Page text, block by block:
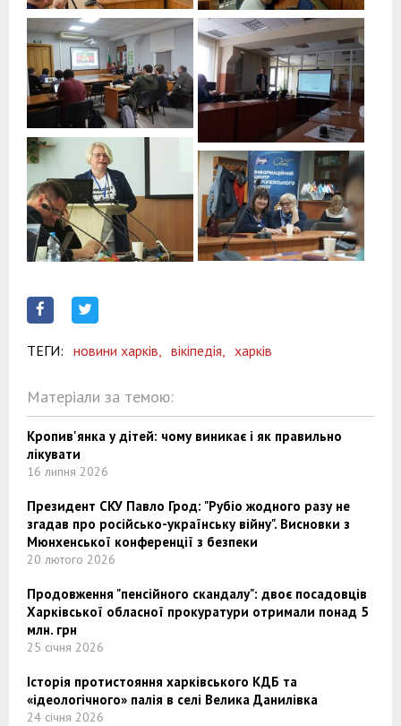
ТЕГИ: новини харків, вікіпедія, харків
Матеріали за темою:
Кропив'янка у дітей: чому виникає і як правильно
лікувати
16 липня 2026
Президент СКУ Павло Грод: "Рубіо жодного разу не
згадав про російсько-українську війну". Висновки з
Мюнхенської конференції з безпеки
20 лютого 2026
Продовження "пенсійного скандалу": двоє посадовців
Харківської обласної прокуратури отримали понад 5
млн. грн
25 січня 2026
Історія протистояння харківського КДБ та
«ідеологічного» палія в селі Велика Данилівка
24 січня 2026